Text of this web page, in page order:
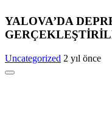
YALOVA’DA
Uncategorized 2 yıl önce